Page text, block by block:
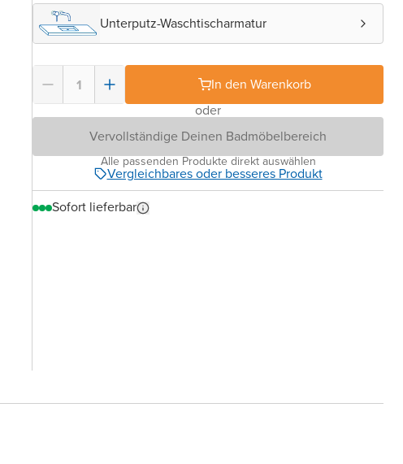
Unterputz-Waschtischarmatur
In den Warenkorb
oder
Vervollständige Deinen Badmöbelbereich
Alle passenden Produkte direkt auswählen
Vergleichbares oder besseres Produkt
Sofort lieferbar